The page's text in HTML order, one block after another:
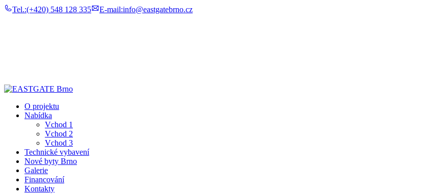
Tel.:(+420) 548 128 335 E-mail:info@eastgatebrno.cz
O projektu
Nabídka
Vchod 1
Vchod 2
Vchod 3
Technické vybavení
Nové byty Brno
Galerie
Financování
Kontakty